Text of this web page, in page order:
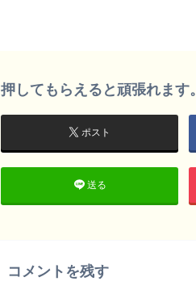
押してもらえると頑張れます。
ポスト
送る
コメントを残す